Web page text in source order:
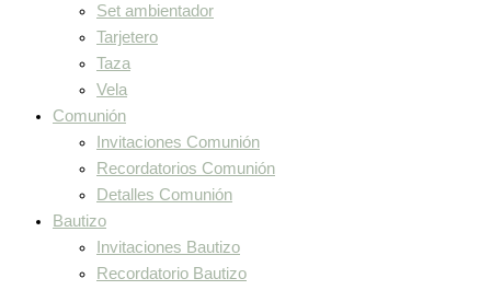
Set ambientador
Tarjetero
Taza
Vela
Comunión
Invitaciones Comunión
Recordatorios Comunión
Detalles Comunión
Bautizo
Invitaciones Bautizo
Recordatorio Bautizo